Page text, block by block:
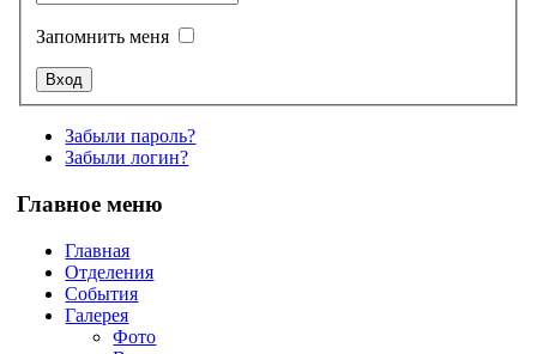
Запомнить меня
Забыли пароль?
Забыли логин?
Главное меню
Главная
Отделения
События
Галерея
Фото